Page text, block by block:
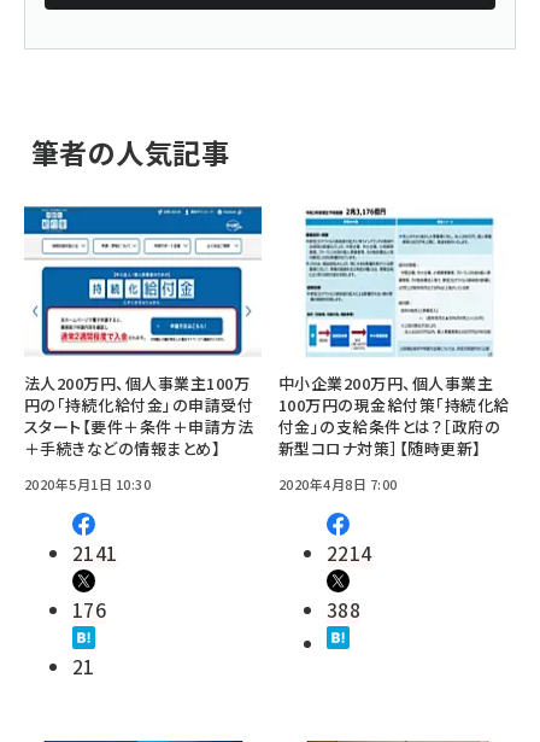
筆者の人気記事
法人200万円、個人事業主100万
円の「持続化給付金」の申請受付
スタート【要件＋条件＋申請方法
＋手続きなどの情報まとめ】
2020年5月1日 10:30
2141
176
21
中小企業200万円、個人事業主
100万円の現金給付策「持続化給
付金」の支給条件とは？［政府の
新型コロナ対策］【随時更新】
2020年4月8日 7:00
2214
388